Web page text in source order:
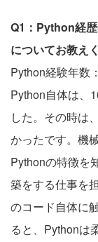
Q1：Python経
についてお教え
Python経験年数
Python自体は、
した。その時は
かったです。機
Pythonの特徴を
築をする仕事を
のコード自体に
ると、Pythonは